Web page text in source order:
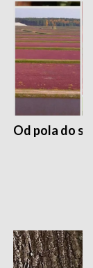
Od pola do